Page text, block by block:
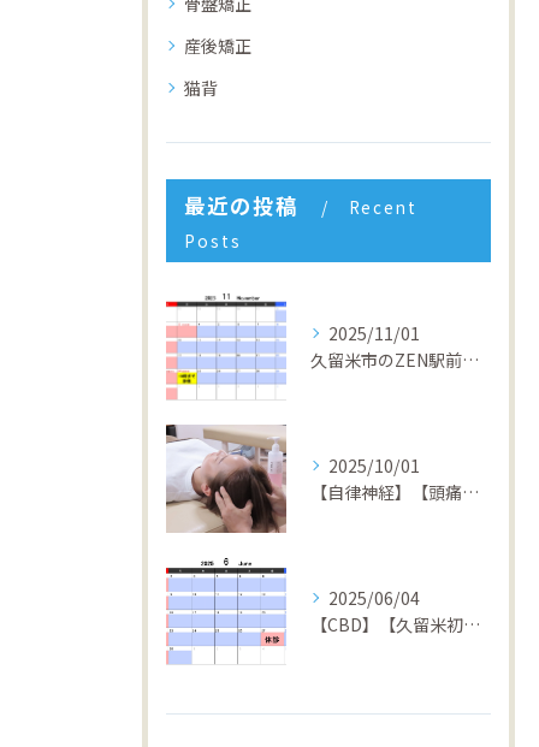
産後矯正
猫背
最近の投稿
Recent
Posts
2025/11/01
久留米市のZEN駅前整骨院 4周年キャンペーン開催中！回数券１０％OFF&初回半額体験実施中！
2025/10/01
【自律神経】【頭痛】【倦怠感】【不安症】【パニック障害】【久留米】【整骨院】
2025/06/04
【CBD】【久留米初】【矯正】【交通事故】【筋膜リリース】【久留米】【整骨院】ZEN駅前整骨院